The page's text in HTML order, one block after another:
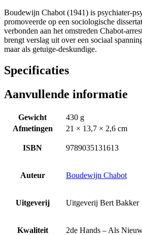
Boudewijn Chabot (1941) is psychiater-
promoveerde op een sociologische
verbonden aan het omstreden Chabot-
brengt verslag uit over een sociaal
maar als getuige-deskundige.
Specificaties
Aanvullende informatie
Gewicht
430 g
Afmetingen
21 × 13,7 × 2,6 cm
ISBN 9789035131613
Auteur Boudewijn Chabot
Uitgeverij Uitgeverij Bert Bakker
Kwaliteit 2de Hands – Als